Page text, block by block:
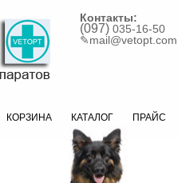
Контакты:
(097) 035-16-50
✎mail@vetopt.com
КОРЗИНА КАТАЛОГ ПРАЙС